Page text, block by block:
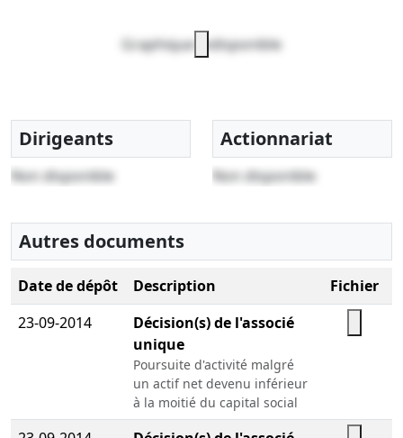
Graphique indisponible
Dirigeants
Non disponible
Actionnariat
Non disponible
Autres documents
Date de dépôt Description
Fichier
23-09-2014
Décision(s) de l'associé
unique
Poursuite d'activité malgré
un actif net devenu inférieur
à la moitié du capital social